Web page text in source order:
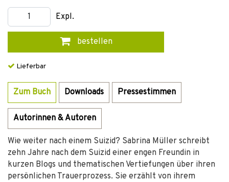
Expl.
bestellen
Lieferbar
Zum Buch Downloads Pressestimmen
Autorinnen & Autoren
Wie weiter nach einem Suizid? Sabrina Müller schreibt
zehn Jahre nach dem Suizid einer engen Freundin in
kurzen Blogs und thematischen Vertiefungen über ihren
persönlichen Trauerprozess. Sie erzählt von ihrem